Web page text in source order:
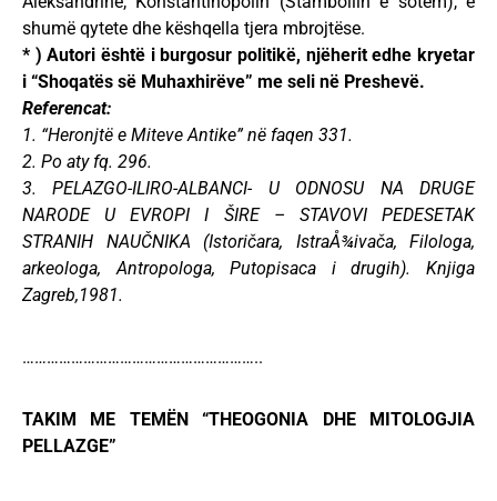
shumë qytete dhe këshqella tjera mbrojtëse.
* ) Autori është i burgosur politikë, njëherit edhe kryetar
i “Shoqatës së Muhaxhirëve” me seli në Preshevë.
Referencat:
1. “Heronjtë e Miteve Antike” në faqen 331.
2. Po aty fq. 296.
3. PELAZGO-ILIRO-ALBANCI- U ODNOSU NA DRUGE
NARODE U EVROPI I ŠIRE – STAVOVI PEDESETAK
STRANIH NAUČNIKA (Istoričara, IstraÅ¾ivača, Filologa,
arkeologa, Antropologa, Putopisaca i drugih). Knjiga
Zagreb,1981.
…………………………………………………..
TAKIM ME TEMËN “THEOGONIA DHE MITOLOGJIA
PELLAZGE”